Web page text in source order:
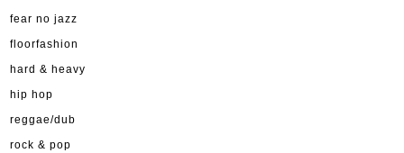
fear no jazz
floorfashion
hard & heavy
hip hop
reggae/dub
rock & pop